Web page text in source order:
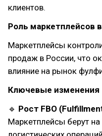
клиентов.
Роль маркетплейсов
Маркетплейсы
продаж в России, что
влияние на рынок
Ключевые изменения
🔹 Рост FBO
Маркетплейсы берут